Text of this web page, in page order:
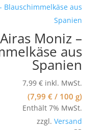
Moniz –
aus
Spanien
7,99€ inkl. MwSt.
(7,99€ / 100 g)
Enthält 7% MwSt.
zzgl.Versand